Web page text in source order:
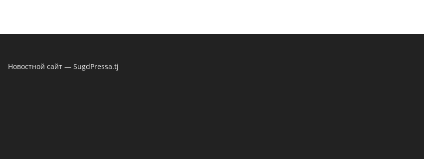
Новостной сайт — SugdPressa.tj